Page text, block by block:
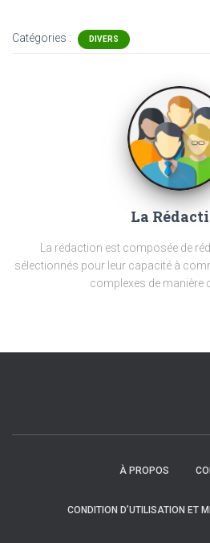
Catégories : DIVERS
La
La rédaction est composée de
sélectionnés pour leur capacité à
complexes de manière
À PROPOS
CONDITION D’UTILISATION ET